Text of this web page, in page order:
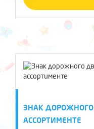
ЗНАК
АССОРТИМЕНТЕ